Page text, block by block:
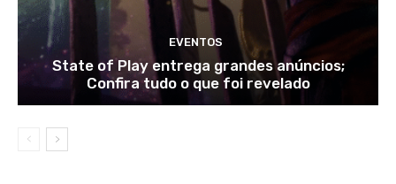
EVENTOS
State of Play entrega grandes anúncios;
Confira tudo o que foi revelado